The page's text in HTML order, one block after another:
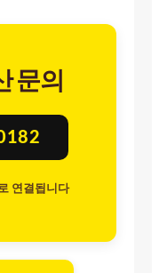
문의
연결됩니다